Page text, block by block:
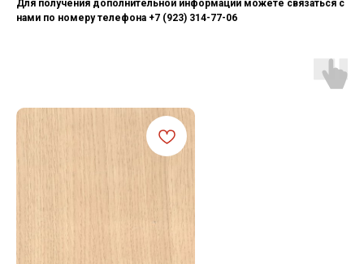
Для получения дополнительной информации можете связаться с
нами по номеру телефона +7 (923) 314-77-06